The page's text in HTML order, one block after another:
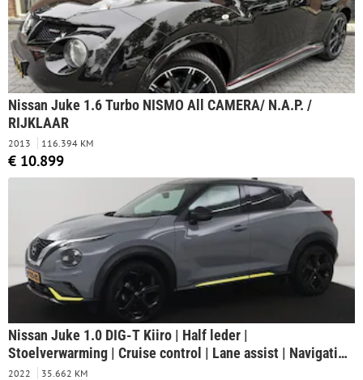
Nissan Juke 1.6 Turbo NISMO All CAMERA/ N.A.P. /
RIJKLAAR
2013 116.394 KM
€ 10.899
Nissan Juke 1.0 DIG-T Kiiro | Half leder |
Stoelverwarming | Cruise control | Lane assist | Navigatie
| Carplay | Camera | Park assist | Trekhaak
2022 35.662 KM